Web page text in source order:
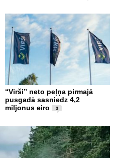
“Virši” neto peļņa pirmajā
pusgadā sasniedz 4,2
miljonus eiro
3